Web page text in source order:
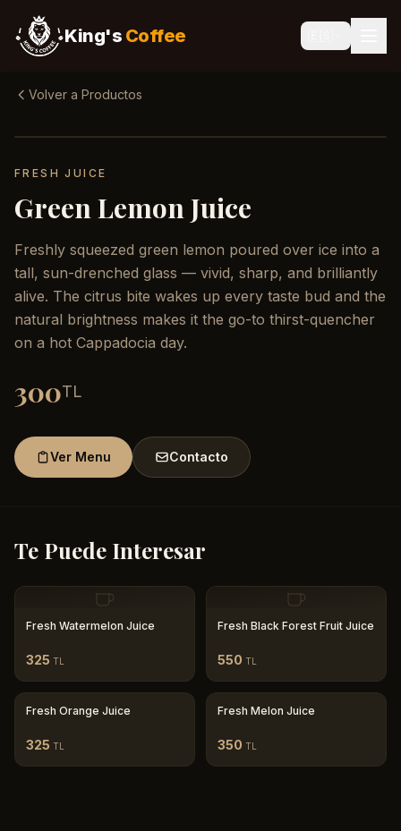
King's Coffee
Volver a Productos
FRESH JUICE
Green Lemon Juice
Freshly squeezed green lemon poured over ice into a
tall, sun-drenched glass — vivid, sharp, and brilliantly
alive. The citrus bite wakes up every taste bud and the
natural brightness makes it the go-to thirst-quencher
on a hot Cappadocia day.
300TL
Ver Menu Contacto
Te Puede Interesar
Fresh Watermelon Juice
325 TL
Fresh Black Forest Fruit Juice
550 TL
Fresh Orange Juice
325 TL
Fresh Melon Juice
350 TL